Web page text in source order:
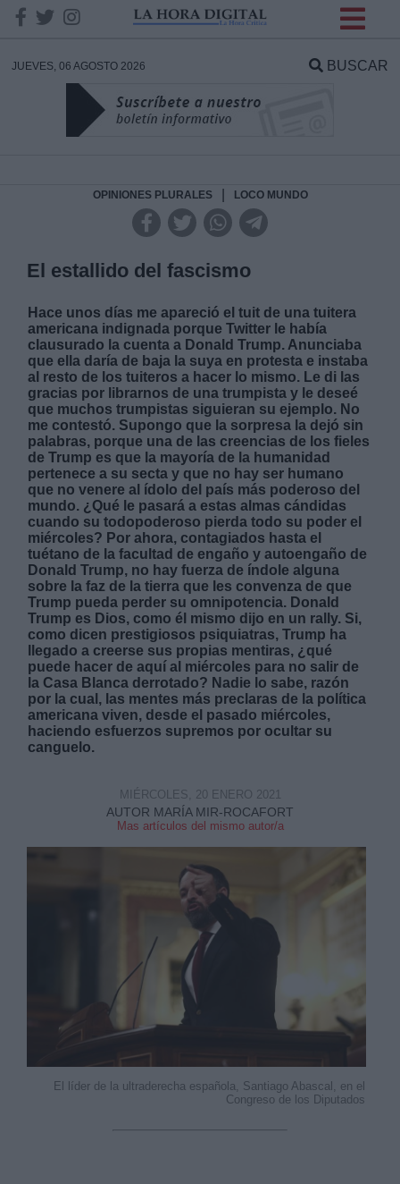
JUEVES, 06 AGOSTO 2026 BUSCAR
OPINIONES PLURALES LOCO MUNDO
El estallido del fascismo
Hace unos días me apareció el tuit de una tuitera
americana indignada porque Twitter le había
clausurado la cuenta a Donald Trump. Anunciaba
que ella daría de baja la suya en protesta e instaba
al resto de los tuiteros a hacer lo mismo. Le di las
gracias por librarnos de una trumpista y le deseé
que muchos trumpistas siguieran su ejemplo. No
me contestó. Supongo que la sorpresa la dejó sin
palabras, porque una de las creencias de los fieles
de Trump es que la mayoría de la humanidad
pertenece a su secta y que no hay ser humano
que no venere al ídolo del país más poderoso del
mundo. ¿Qué le pasará a estas almas cándidas
cuando su todopoderoso pierda todo su poder el
miércoles? Por ahora, contagiados hasta el
tuétano de la facultad de engaño y autoengaño de
Donald Trump, no hay fuerza de índole alguna
sobre la faz de la tierra que les convenza de que
Trump pueda perder su omnipotencia. Donald
Trump es Dios, como él mismo dijo en un rally. Si,
como dicen prestigiosos psiquiatras, Trump ha
llegado a creerse sus propias mentiras, ¿qué
puede hacer de aquí al miércoles para no salir de
la Casa Blanca derrotado? Nadie lo sabe, razón
por la cual, las mentes más preclaras de la política
americana viven, desde el pasado miércoles,
haciendo esfuerzos supremos por ocultar su
canguelo.
AUTOR MARÍA MIR-ROCAFORT
Mas artículos del mismo autor/a
MIÉRCOLES, 20 ENERO 2021
El líder de la ultraderecha española, Santiago Abascal, en el
Congreso de los Diputados
DATOS
Responsable:
Legitimación:
Destinatarios:
Derechos:
link
Información adicional
link